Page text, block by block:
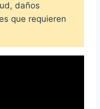
daños
que requieren